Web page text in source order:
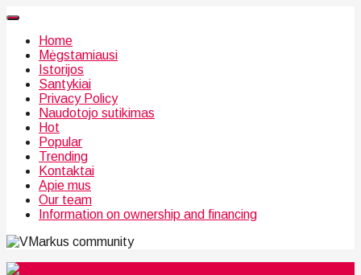
Home
Mėgstamiausi
Istorijos
Santykiai
Privacy Policy
Naudotojo sutikimas
Hot
Popular
Trending
Kontaktai
Apie mus
Our team
Information on ownership and financing
community